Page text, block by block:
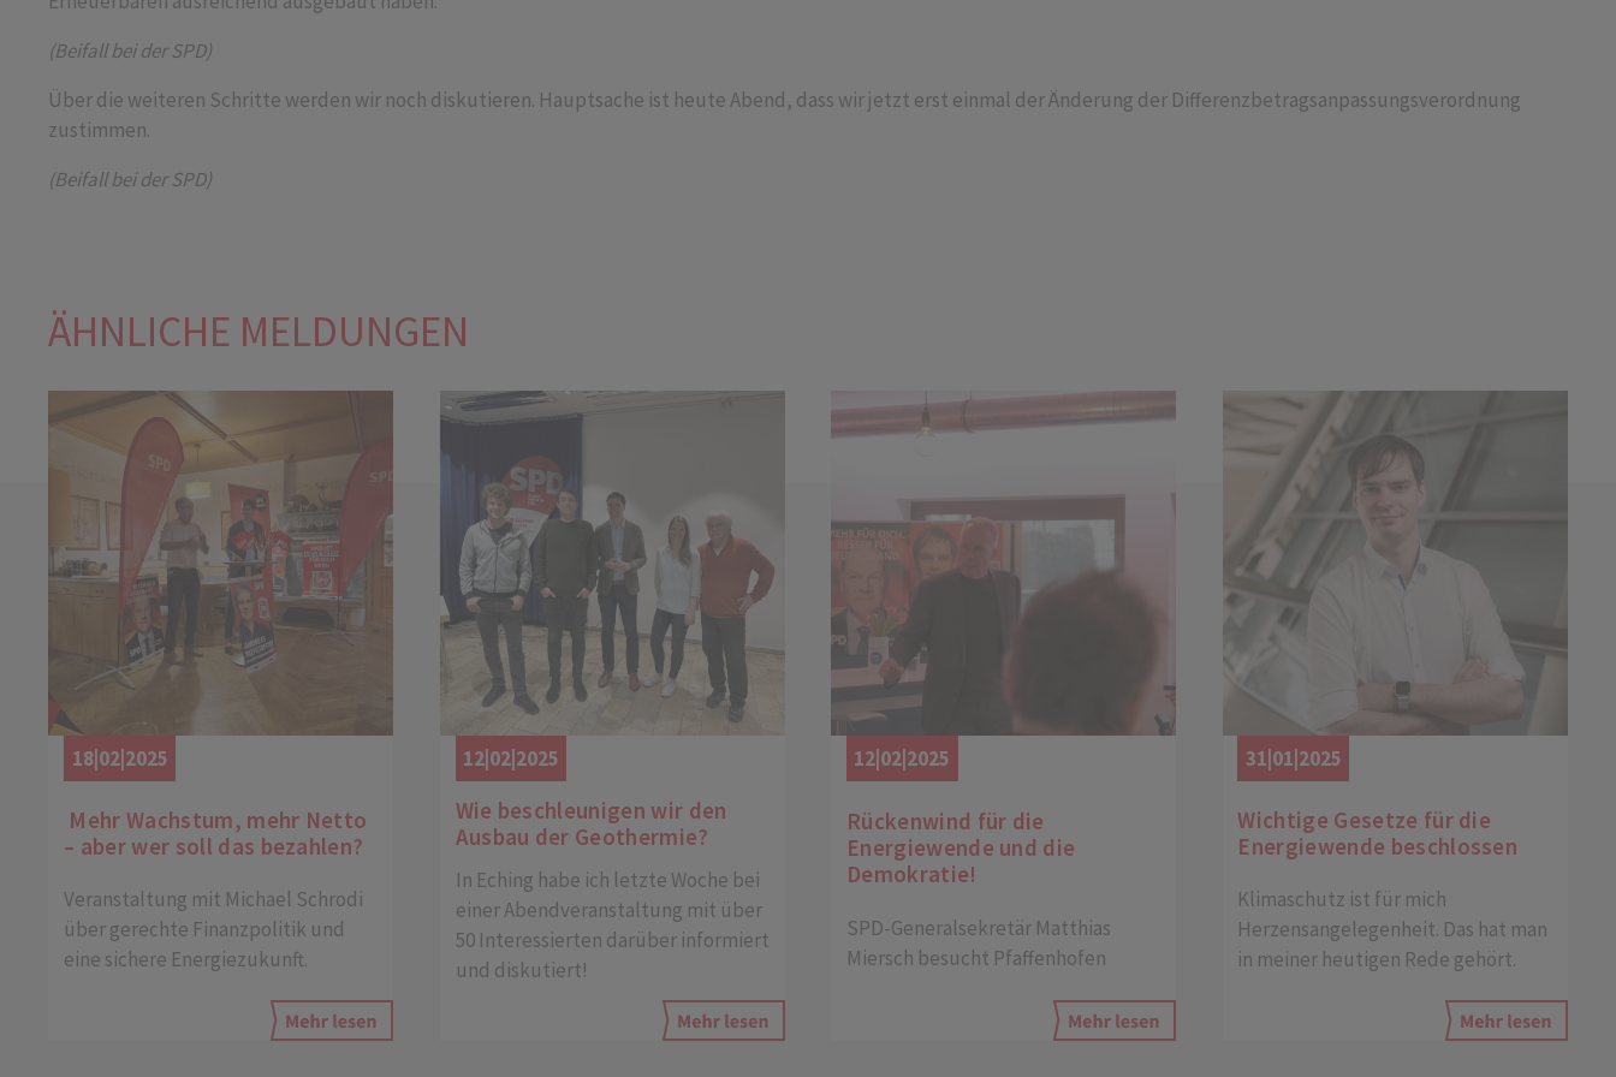
(Beifall bei der SPD)
Über die weiteren Schritte werden wir noch diskutieren. Hauptsache ist heute Abend, dass wir jetzt erst einmal der Änderung der Differenzbetragsanpassungsverordnung
zustimmen.
(Beifall bei der SPD)
ÄHNLICHE MELDUNGEN
18|02|2025
Mehr Wachstum, mehr Netto
– aber wer soll das bezahlen?
Veranstaltung mit Michael Schrodi
über gerechte Finanzpolitik und
eine sichere Energiezukunft.
12|02|2025
Wie beschleunigen wir den
Ausbau der Geothermie?
In Eching habe ich letzte Woche bei
einer Abendveranstaltung mit über
50 Interessierten darüber informiert
und diskutiert!
12|02|2025
Rückenwind für die
Energiewende und die
Demokratie!
SPD-Generalsekretär Matthias
Miersch besucht Pfaffenhofen
31|01|2025
Wichtige Gesetze für die
Energiewende beschlossen
Klimaschutz ist für mich
Herzensangelegenheit. Das hat man
in meiner heutigen Rede gehört.